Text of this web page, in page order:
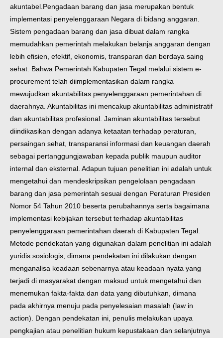
akuntabel. Pengadaan barang dan jasa merupakan bentuk
implementasi penyelenggaraan Negara di bidang anggaran.
Sistem pengadaan barang dan jasa dibuat dalam rangka
memudahkan pemerintah melakukan belanja anggaran dengan
lebih efisien, efektif, ekonomis, transparan dan berdaya saing
sehat. Bahwa Pemerintah Kabupaten Tegal melalui sistem e-
procurement telah diimplementasikan dalam rangka
mewujudkan akuntabilitas penyelenggaraan pemerintahan di
daerahnya. Akuntabilitas ini mencakup akuntabilitas administratif
dan akuntabilitas profesional. Jaminan akuntabilitas tersebut
diindikasikan dengan adanya ketaatan terhadap peraturan,
persaingan sehat, transparansi informasi dan keuangan daerah
sebagai pertanggungjawaban kepada publik maupun auditor
internal dan eksternal. Adapun tujuan penelitian ini adalah untuk
mengetahui dan mendeskripsikan pengelolaan pengadaan
barang dan jasa pemerintah sesuai dengan Peraturan Presiden
Nomor 54 Tahun 2010 beserta perubahannya serta bagaimana
implementasi kebijakan tersebut terhadap akuntabilitas
penyelenggaraan pemerintahan daerah di Kabupaten Tegal.
Metode pendekatan yang digunakan dalam penelitian ini adalah
yuridis sosiologis, dimana pendekatan ini dilakukan dengan
menganalisa keadaan sebenarnya atau keadaan nyata yang
terjadi di masyarakat dengan maksud untuk mengetahui dan
menemukan fakta-fakta dan data yang dibutuhkan, dimana
pada akhirnya menuju pada penyelesaian masalah (law in
action). Dengan pendekatan ini, penulis melakukan upaya
pengkajian atau penelitian hukum kepustakaan dan selanjutnya